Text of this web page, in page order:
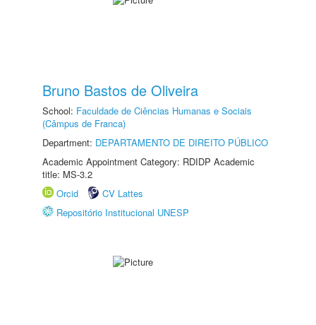
Bruno Bastos de Oliveira
School: Faculdade de Ciências Humanas e Sociais
(Câmpus de Franca)
Department: DEPARTAMENTO DE DIREITO PÚBLICO
Academic Appointment Category: RDIDP Academic
title: MS-3.2
Orcid
CV Lattes
Repositório Institucional UNESP